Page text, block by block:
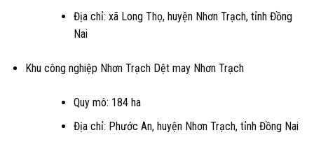
Địa chỉ: xã Long Thọ, huyện Nhơn Trạch, tỉnh Đồng
Nai
Khu công nghiệp Nhơn Trạch Dệt may Nhơn Trạch
Quy mô: 184 ha
Địa chỉ: Phước An, huyện Nhơn Trạch, tỉnh Đồng Nai